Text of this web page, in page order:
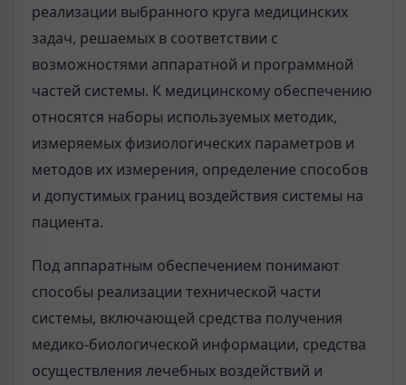
реализации выбранного круга медицинских
задач, решаемых в соответствии с
возможностями аппаратной и программной
частей системы. К медицинскому обеспечению
относятся наборы используемых методик,
измеряемых физиологических параметров и
методов их измерения, определение способов
и допустимых границ воздействия системы на
пациента.
Под аппаратным обеспечением понимают
способы реализации технической части
системы, включающей средства получения
медико-биологической информации, средства
осуществления лечебных воздействий и